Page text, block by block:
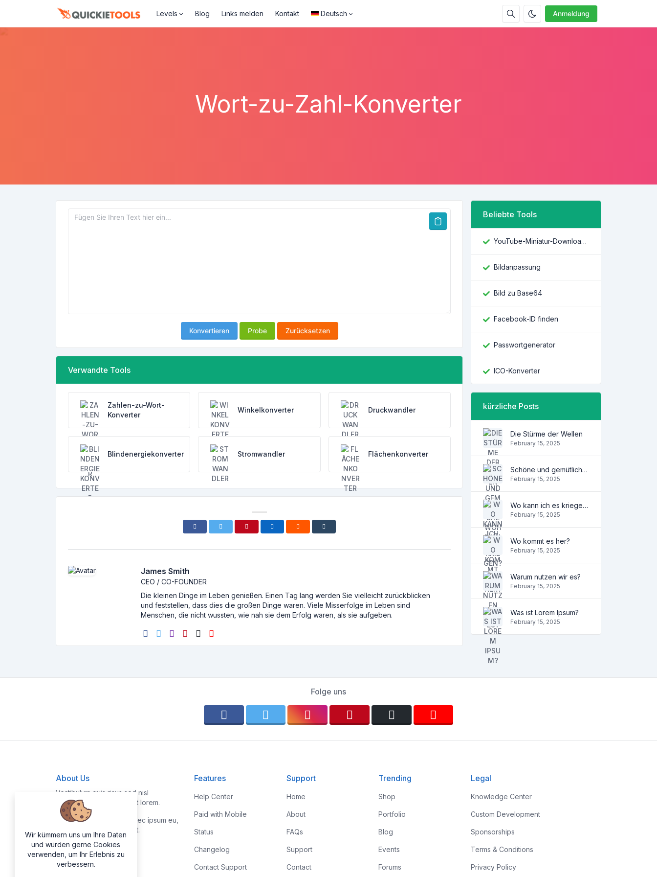
Anmeldung
Levels Blog Links melden Kontakt Deutsch
Wort-zu-Zahl-Konverter
Konvertieren Probe Zurücksetzen
Verwandte Tools
Zahlen-zu-Wort-
Konverter
Winkelkonverter Druckwandler
Blindenergiekonverter Stromwandler Flächenkonverter
James Smith
CEO / CO-FOUNDER
Die kleinen Dinge im Leben genießen. Einen Tag lang werden Sie vielleicht zurückblicken
und feststellen, dass dies die großen Dinge waren. Viele Misserfolge im Leben sind
Menschen, die nicht wussten, wie nah sie dem Erfolg waren, als sie aufgeben.
Beliebte Tools
YouTube-Miniatur-Downloader
Bildanpassung
Bild zu Base64
Facebook-ID finden
Passwortgenerator
ICO-Konverter
kürzliche Posts
Die Stürme der Wellen
February 15, 2025
Schöne und gemütliche Wohnung
February 15, 2025
Wo kann ich es kriegen?
February 15, 2025
Wo kommt es her?
February 15, 2025
Warum nutzen wir es?
February 15, 2025
Was ist Lorem Ipsum?
February 15, 2025
Folge uns
About Us
Vestibulum quis risus sed nisl
pellentesque aliquet et et lorem.
Fusce nibh nisl, gravida nec ipsum eu,
feugiat condimentum velit.
Features
Help Center
Paid with Mobile
Status
Changelog
Contact Support
Support
Home
About
FAQs
Support
Contact
Trending
Shop
Portfolio
Blog
Events
Forums
Legal
Knowledge Center
Custom Development
Sponsorships
Terms & Conditions
Privacy Policy
Wir kümmern uns um Ihre Daten
und würden gerne Cookies
verwenden, um Ihr Erlebnis zu
verbessern.